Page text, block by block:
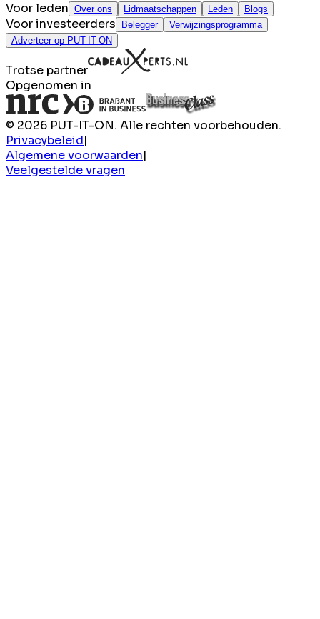
Voor leden Over ons Lidmaatschappen Leden Blogs
Voor investeerders Belegger
Verwijzingsprogramma
Adverteer op PUT-IT-ON
Trotse partner
Opgenomen in
© 2026 PUT-IT-ON. Alle rechten voorbehouden.
Privacybeleid|
Algemene voorwaarden|
Veelgestelde vragen